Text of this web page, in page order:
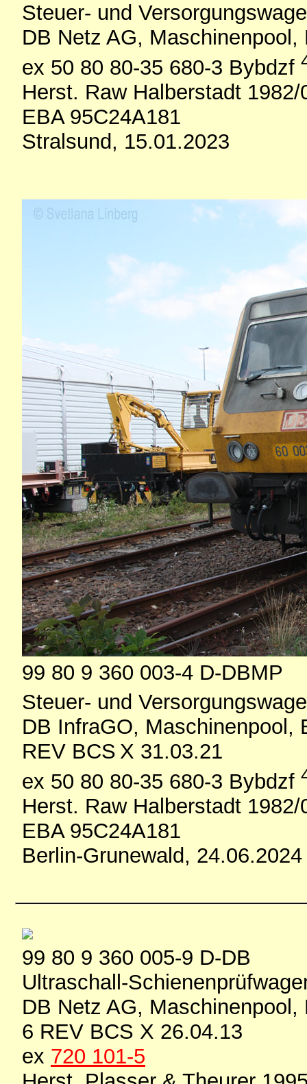
Steuer- und
DB Netz AG, Maschinenpool,
ex 50 80 80-35 680-3 Bybdzf
Herst. Raw Halberstadt
EBA 95C24A181
Stralsund, 15.01.2023
99 80 9 360 003-4 D-DBMP
Steuer- und
DB InfraGO, Maschinenpool,
REV BCS X 31.03.21
ex 50 80 80-35 680-3 Bybdzf
Herst. Raw Halberstadt
EBA 95C24A181
Berlin-Grunewald, 24.06.2024
99 80 9 360 005-9 D-DB
Ultraschall-
DB Netz AG, Maschinenpool,
6 REV BCS X 26.04.13
ex 720 101-5